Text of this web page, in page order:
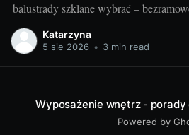
balustrady szklane wybrać –
systemy potrafią wyglądać zjawiskowo
nieruchomości, ale różnią się
Czym
Katarzyna
5 sie 2026 • 3 min read
Wyposażenie wnętrz - porady
Powered by